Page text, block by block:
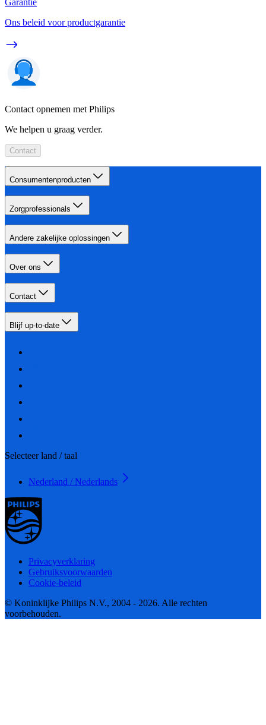
Garantie
Ons beleid voor productgarantie
Contact opnemen met Philips
We helpen u graag verder.
Contact
Consumentenproducten
Zorgprofessionals
Andere zakelijke oplossingen
Over ons
Contact
Blijf up-to-date
Selecteer land / taal
Nederland / Nederlands
Privacyverklaring
Gebruiksvoorwaarden
Cookie-beleid
© Koninklijke Philips N.V., 2004 - 2026. Alle rechten
voorbehouden.